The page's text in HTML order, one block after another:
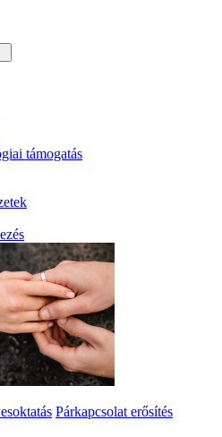
támogatás
Párkapcsolat erősítés